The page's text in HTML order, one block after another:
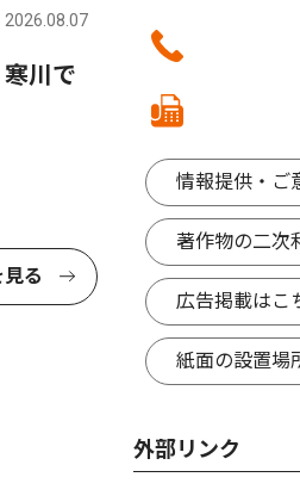
2026.08.07
川で
る
情報提供・ご
著作物の二次
広告掲載はこ
紙面の設置場
外部リンク